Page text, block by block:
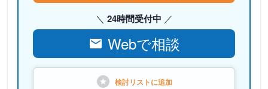
24時間受付中
Webで相談
検討リストに追加